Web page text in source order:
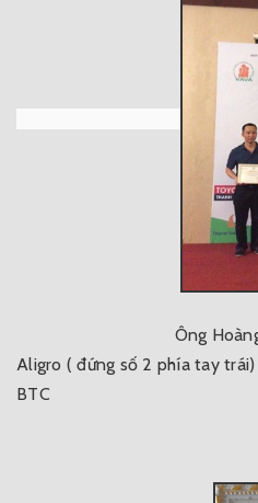
Ông Hoàng Văn
Aligro ( đứng số 2 phía tay
BTC